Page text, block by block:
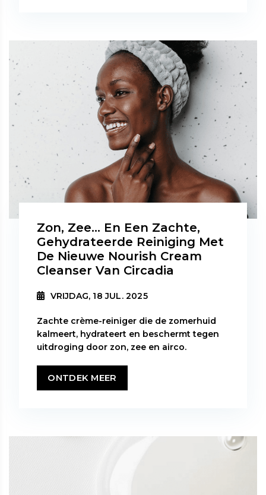
Zon, Zee… En Een Zachte,
Gehydrateerde Reiniging Met
De Nieuwe Nourish Cream
Cleanser Van Circadia
VRIJDAG, 18 JUL. 2025
Zachte crème-reiniger die de zomerhuid
kalmeert, hydrateert en beschermt tegen
uitdroging door zon, zee en airco.
ONTDEK MEER